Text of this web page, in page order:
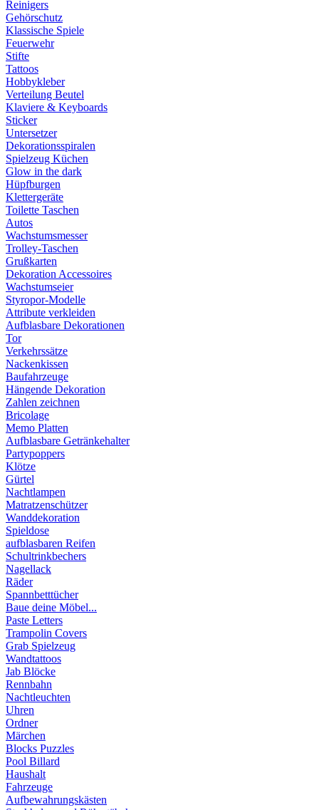
Reinigers
Gehörschutz
Klassische Spiele
Feuerwehr
Stifte
Tattoos
Hobbykleber
Verteilung Beutel
Klaviere & Keyboards
Sticker
Untersetzer
Dekorationsspiralen
Spielzeug Küchen
Glow in the dark
Hüpfburgen
Klettergeräte
Toilette Taschen
Autos
Wachstumsmesser
Trolley-Taschen
Grußkarten
Dekoration Accessoires
Wachstumseier
Styropor-Modelle
Attribute verkleiden
Aufblasbare Dekorationen
Tor
Verkehrssätze
Nackenkissen
Baufahrzeuge
Hängende Dekoration
Zahlen zeichnen
Bricolage
Memo Platten
Aufblasbare Getränkehalter
Partypoppers
Klötze
Gürtel
Nachtlampen
Matratzenschützer
Wanddekoration
Spieldose
aufblasbaren Reifen
Schultrinkbechers
Nagellack
Räder
Spannbetttücher
Baue deine Möbel...
Paste Letters
Trampolin Covers
Grab Spielzeug
Wandtattoos
Jab Blöcke
Rennbahn
Nachtleuchten
Uhren
Ordner
Märchen
Blocks Puzzles
Pool Billard
Haushalt
Fahrzeuge
Aufbewahrungskästen